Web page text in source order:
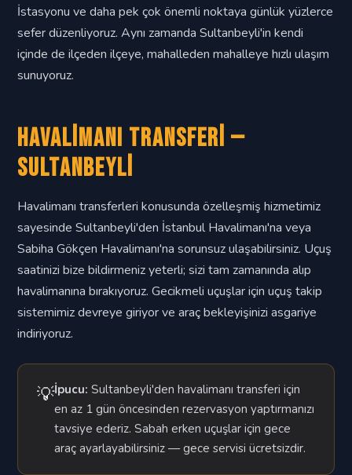
İstasyonu ve daha pek çok önemli noktaya günlük yüzlerce
sefer düzenliyoruz. Aynı zamanda Sultanbeyli'in kendi
içinde de ilçeden ilçeye, mahalleden mahalleye hızlı ulaşım
sunuyoruz.
Havalimanı Transferi —
Sultanbeyli
Havalimanı transferleri konusunda özelleşmiş hizmetimiz
sayesinde Sultanbeyli'den İstanbul Havalimanı'na veya
Sabiha Gökçen Havalimanı'na sorunsuz ulaşabilirsiniz. Uçuş
saatinizi bize bildirmeniz yeterli; sizi tam zamanında alıp
havalimanına bırakıyoruz. Gecikmeli uçuşlar için uçuş takip
sistemimiz devreye giriyor ve araç bekleyişinizi asgariye
indiriyoruz.
💡İpucu: Sultanbeyli'den havalimanı transferi için
en az 1 gün öncesinden rezervasyon yaptırmanızı
tavsiye ederiz. Sabah erken uçuşlar için gece
araç ayarlayabilirsiniz — gece servisi ücretsizdir.